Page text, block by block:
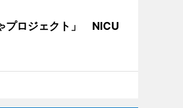
プロジェクト」 NICU